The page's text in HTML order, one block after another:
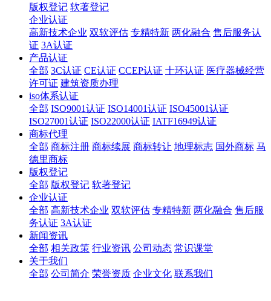
版权登记 软著登记
企业认证
高新技术企业 双软评估 专精特新 两化融合 售后服务认
证 3A认证
产品认证
全部 3C认证 CE认证 CCEP认证 十环认证 医疗器械经营
许可证 建筑资质办理
iso体系认证
全部 ISO9001认证 ISO14001认证 ISO45001认证
ISO27001认证 ISO22000认证 IATF16949认证
商标代理
全部 商标注册 商标续展 商标转让 地理标志 国外商标 马
德里商标
版权登记
全部 版权登记 软著登记
企业认证
全部 高新技术企业 双软评估 专精特新 两化融合 售后服
务认证 3A认证
新闻资讯
全部 相关政策 行业资讯 公司动态 常识课堂
关于我们
全部 公司简介 荣誉资质 企业文化 联系我们